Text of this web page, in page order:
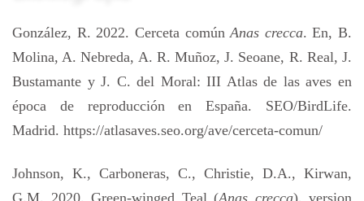
González, R. 2022. Cerceta comúnAnas crecca. En, B.
Molina, A. Nebreda, A. R. Muñoz, J. Seoane, R. Real, J.
Bustamante y J. C. del Moral: III Atlas de las aves en
época de reproducción en España. SEO/BirdLife.
Madrid. https://atlasaves.seo.org/ave/cerceta-comun/
Johnson, K., Carboneras, C., Christie, D.A., Kirwan,
G.M. 2020. Green-winged Teal (Anas crecca), version